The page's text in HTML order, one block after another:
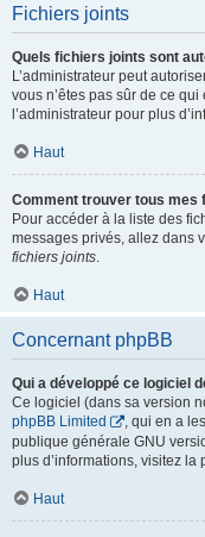
Fichiers joints
Quels fichiers joints sont
L’administrateur peut
vous n’êtes pas sûr de ce
l’administrateur pour plus
Haut
Comment trouver tous mes
Pour accéder à la liste des
messages privés, allez dans
fichiers joints.
Haut
Concernant phpBB
Qui a développé ce logiciel
Ce logiciel (dans sa version
phpBB Limited
, qui en a
publique générale GNU
plus d’informations, visitez la
Haut